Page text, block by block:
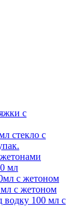
с
стекло с
мл
с жетоном
с жетоном
водку 100 мл с